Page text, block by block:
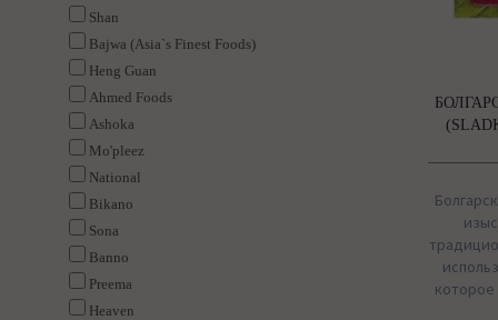
Shan
Bajwa (Asia`s Finest Foods)
Heng Guan
Ahmed Foods
Ashoka
Mo'pleez
National
Bikano
Sona
Banno
Preema
Heaven